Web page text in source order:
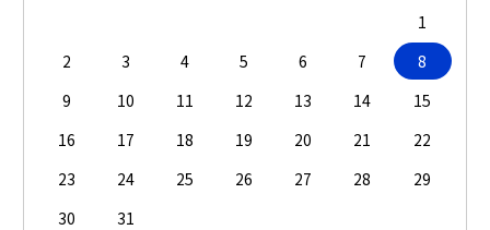
1
2
3 4 5 6 7
8
9
10 11 12 13 14
15
16
17 18 19 20 21
22
23
24 25 26 27 28
29
30
31